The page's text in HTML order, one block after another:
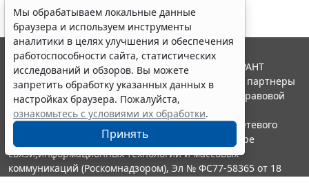
Мы обрабатываем локальные данные
браузера и используем инструменты
аналитики в целях улучшения и обеспечения
работоспособности сайта, статистических
исследований и обзоров. Вы можете
запретить обработку указанных данных в
настройках браузера. Пожалуйста,
ознакомьтесь с условиями их обработки.
Принять
© ООО "НПП "ГАРАНТ-СЕРВИС", 2026. Система ГАРАНТ
выпускается с 1990 года. Компания "Гарант" и ее партнеры
являются участниками Российской ассоциации правовой
информации ГАРАНТ.
Портал ГАРАНТ.РУ зарегистрирован в качестве сетевого
издания Федеральной службой по надзору в сфере
связи,информационных технологий и массовых
коммуникаций (Роскомнадзором), Эл № ФС77-58365 от 18